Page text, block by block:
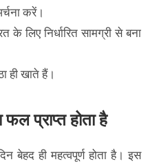
करें।
लिए निर्धारित सामग्री से बना
ही खाते हैं।
फल प्राप्त होता है
बेहद ही महत्वपूर्ण होता है। इस